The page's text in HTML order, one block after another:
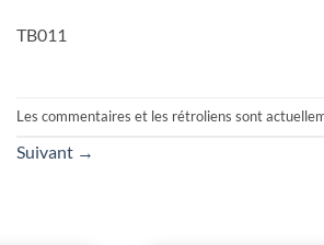
TB011
Les commentaires et les rétroliens sont
Suivant →